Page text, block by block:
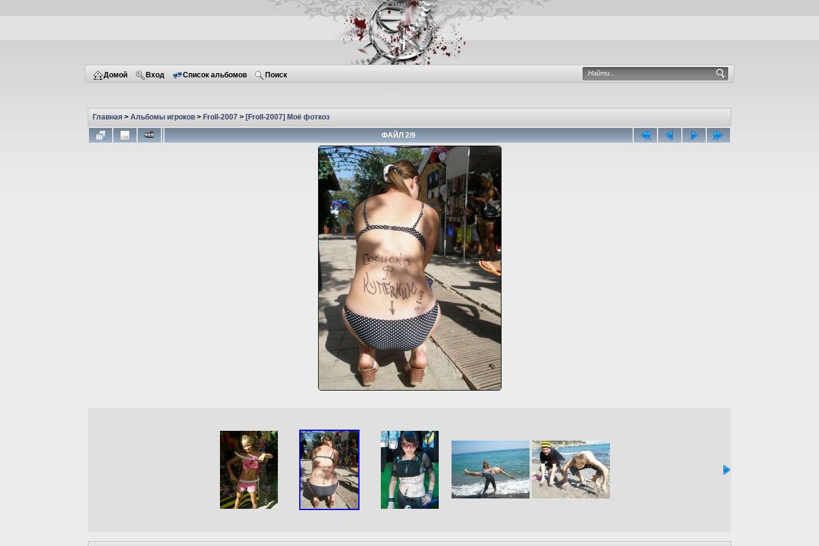
Домой Вход Список альбомов Поиск
Главная> Альбомы игроков> Froll-2007 > [Froll-2007] Моё фоткоз
ФАЙЛ 2/9